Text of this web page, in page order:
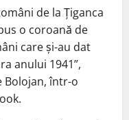
de la Ţiganca
o coroană de
care şi-au dat
anului 1941”,
într-o